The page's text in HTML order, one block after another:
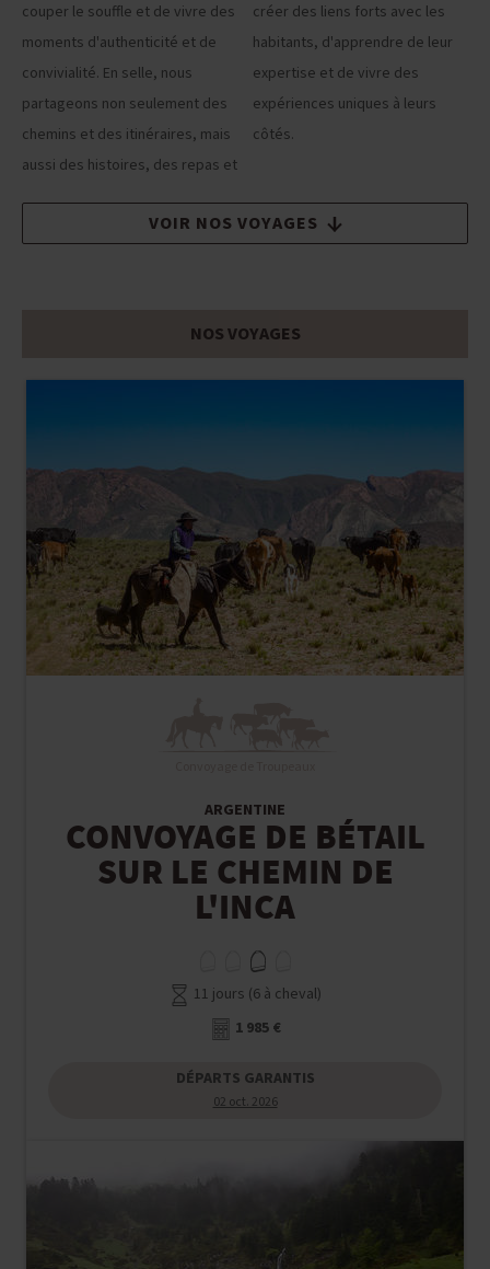
couper le souffle et de vivre des
moments d'authenticité et de
convivialité. En selle, nous
partageons non seulement des
chemins et des itinéraires, mais
aussi des histoires, des repas et
créer des liens forts avec les
habitants, d'apprendre de leur
expertise et de vivre des
expériences uniques à leurs
côtés.
VOIR NOS VOYAGES
NOS VOYAGES
ARGENTINE
CONVOYAGE DE BÉTAIL
SUR LE CHEMIN DE
L'INCA
11 jours (6 à cheval)
1 985 €
DÉPARTS GARANTIS
02 oct. 2026